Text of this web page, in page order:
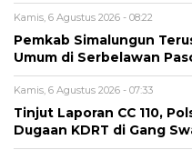
Kamis, 6 Agustus 2026 - 08:22
Pemkab Simalungun
Umum di Serbelawan
Kamis, 6 Agustus 2026 - 07:33
Tinjut Laporan CC 110,
Dugaan KDRT di Gang